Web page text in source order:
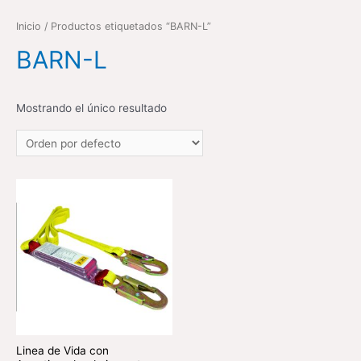
Inicio / Productos etiquetados “BARN-L”
BARN-L
Mostrando el único resultado
Linea de Vida con